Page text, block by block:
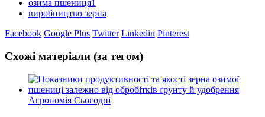
озима пшениця1
виробництво зерна
Facebook Google Plus Twitter Linkedin Pinterest
Схожі матеріали (за тегом)
Агрономія Сьогодні